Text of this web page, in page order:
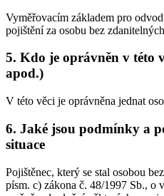
Vyměřovacím základem pro
pojištění za osobu bez
5. Kdo je oprávněn v této
apod.)
V této věci je oprávněna jednat
6. Jaké jsou podmínky a
situace
Pojištěnec, který se stal osobou
písm. c) zákona č. 48/1997 Sb., o